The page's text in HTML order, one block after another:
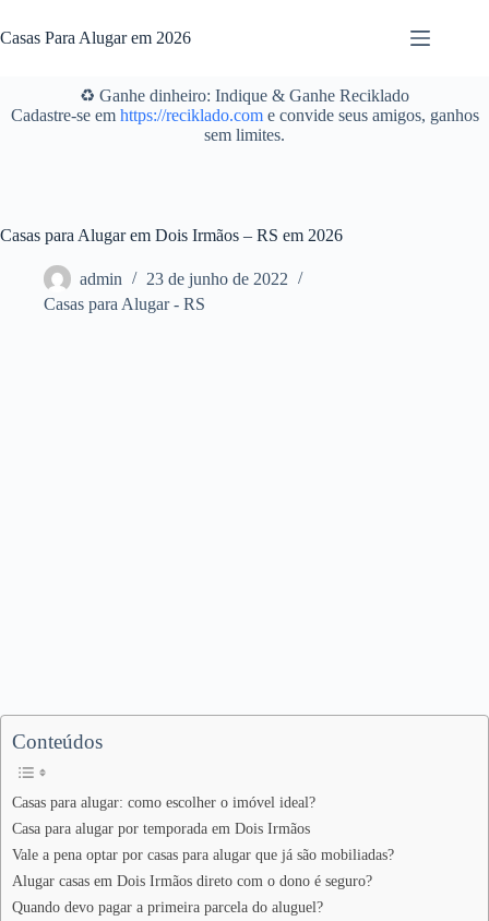
para
o
Casas Para Alugar em 2026
♻️ Ganhe dinheiro: Indique & Ganhe Reciklado
Cadastre-se em https://reciklado.come convide seus amigos, ganhos
sem limites.
Casas para Alugar em Dois Irmãos – RS em 2026
admin
23 de junho de 2022
Casas para Alugar - RS
Conteúdos
Casas para alugar: como escolher o imóvel ideal?
Casa para alugar por temporada em Dois Irmãos
Vale a pena optar por casas para alugar que já são mobiliadas?
Alugar casas em Dois Irmãos direto com o dono é seguro?
Quando devo pagar a primeira parcela do aluguel?